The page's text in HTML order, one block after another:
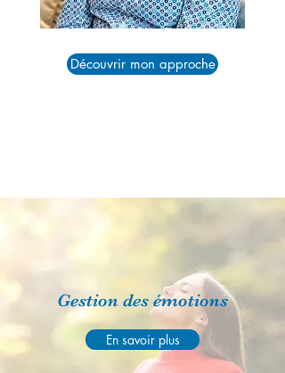
Découvrir mon approche
Gestion des émotions
En savoir plus